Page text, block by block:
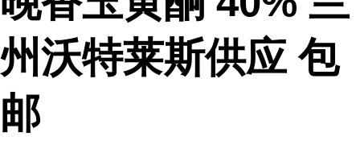
州沃特莱斯供应 包
邮